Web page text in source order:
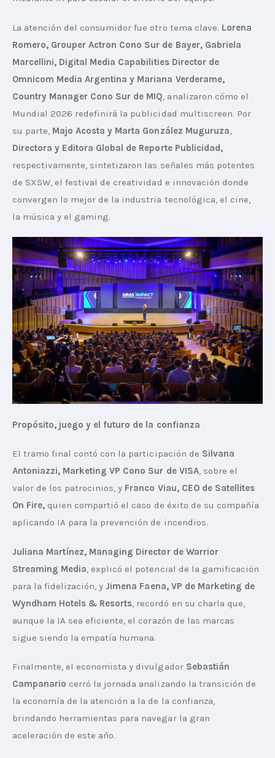
La atención del consumidor fue otro tema clave. Lorena
Romero, Grouper Actron Cono Sur de Bayer, Gabriela
Marcellini, Digital Media Capabilities Director de
Omnicom Media Argentina y Mariana Verderame,
Country Manager Cono Sur de MIQ, analizaron cómo el
Mundial 2026 redefinirá la publicidad multiscreen. Por
su parte, Majo Acosta y Marta González Muguruza,
Directora y Editora Global de Reporte Publicidad,
respectivamente, sintetizaron las señales más potentes
de SXSW, el festival de creatividad e innovación donde
convergen lo mejor de la industria tecnológica, el cine,
la música y el gaming.
Propósito, juego y el futuro de la confianza
El tramo final contó con la participación de Silvana
Antoniazzi, Marketing VP Cono Sur de VISA, sobre el
valor de los patrocinios, y Franco Viau, CEO de Satellites
On Fire, quien compartió el caso de éxito de su compañía
aplicando IA para la prevención de incendios.
Juliana Martínez, Managing Director de Warrior
Streaming Media, explicó el potencial de la gamificación
para la fidelización, y Jimena Faena, VP de Marketing de
Wyndham Hotels & Resorts, recordó en su charla que,
aunque la IA sea eficiente, el corazón de las marcas
sigue siendo la empatía humana.
Finalmente, el economista y divulgador Sebastián
Campanario cerró la jornada analizando la transición de
la economía de la atención a la de la confianza,
brindando herramientas para navegar la gran
aceleración de este año.